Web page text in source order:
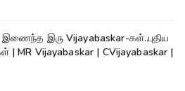
இணைந்த இரு Vijayabaskar-கள்..புதிய
| MR Vijayabaskar | CVijayabaskar |